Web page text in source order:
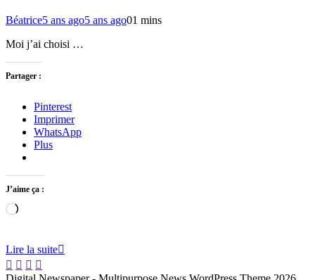
Béatrice5 ans ago5 ans ago01 mins
Moi j’ai choisi …
Partager :
Pinterest
Imprimer
WhatsApp
Plus
J’aime ça :
Chargement…
Lire la suite